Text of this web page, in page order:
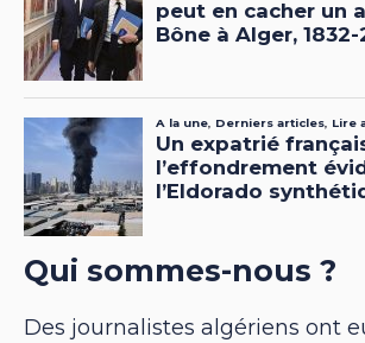
Qui sommes-nous ?
Des journalistes algériens ont